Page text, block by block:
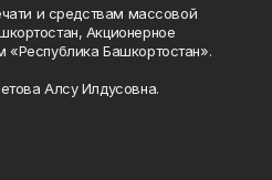
и средствам массовой
Акционерное
Башкортостан».
Алсу Илдусовна.